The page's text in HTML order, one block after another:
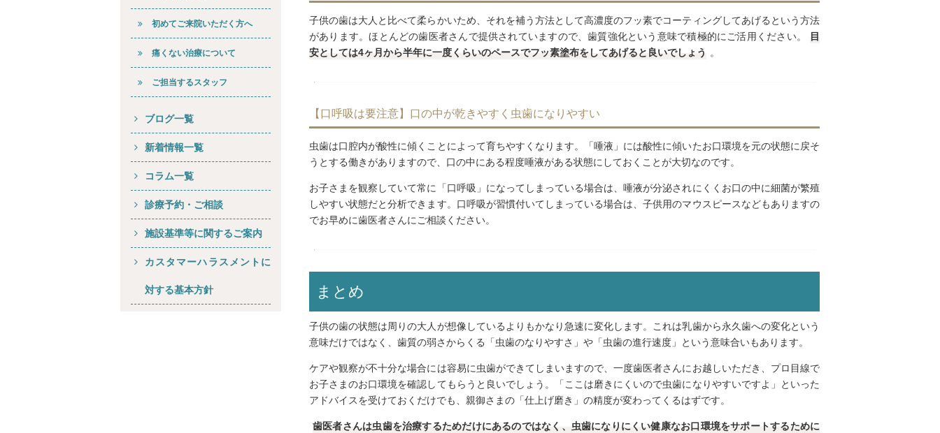
子供の歯は大人と比べて柔らかいため、それを補う方法として高濃度のフッ素でコーティングしてあげるという方法
があります。ほとんどの歯医者さんで提供されていますので、歯質強化という意味で積極的にご活用ください。
目
安としては4ヶ月から半年に一度くらいのペースでフッ素塗布をしてあげると良いでしょう 。
【口呼吸は要注意】口の中が乾きやすく虫歯になりやすい
虫歯は口腔内が酸性に傾くことによって育ちやすくなります。「唾液」には酸性に傾いたお口環境を元の状態に戻そ
うとする働きがありますので、口の中にある程度唾液がある状態にしておくことが大切なのです。
お子さまを観察していて常に「口呼吸」になってしまっている場合は、唾液が分泌されにくくお口の中に細菌が繁殖
しやすい状態だと分析できます。口呼吸が習慣付いてしまっている場合は、子供用のマウスピースなどもありますの
でお早めに歯医者さんにご相談ください。
まとめ
子供の歯の状態は周りの大人が想像しているよりもかなり急速に変化します。これは乳歯から永久歯への変化という
意味だけではなく、歯質の弱さからくる「虫歯のなりやすさ」や「虫歯の進行速度」という意味合いもあります。
ケアや観察が不十分な場合には容易に虫歯ができてしまいますので、一度歯医者さんにお越しいただき、プロ目線で
お子さまのお口環境を確認してもらうと良いでしょう。「ここは磨きにくいので虫歯になりやすいですよ」といった
アドバイスを受けておくだけでも、親御さまの「仕上げ磨き」の精度が変わってくるはずです。
歯医者さんは虫歯を治療するためだけにあるのではなく、虫歯になりにくい健康なお口環境をサポートするために
初めてご来院いただく方へ
痛くない治療について
ご担当するスタッフ
ブログ一覧
新着情報一覧
コラム一覧
診療予約・ご相談
施設基準等に関するご案内
カスタマーハラスメントに
対する基本方針